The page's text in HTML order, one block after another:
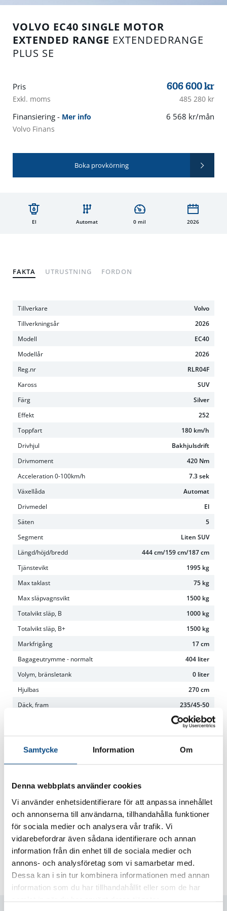
Samtycke Information Om
Denna webbplats använder cookies
Vi använder enhetsidentifierare för att anpassa innehållet
och annonserna till användarna, tillhandahålla funktioner
för sociala medier och analysera vår trafik. Vi
vidarebefordrar även sådana identifierare och annan
information från din enhet till de sociala medier och
annons- och analysföretag som vi samarbetar med.
Dessa kan i sin tur kombinera informationen med annan
information som du har tillhandahållit eller som de har
samlat in när du har använt deras tjänster.
VOLVO EC40 SINGLE MOTOR
EXTENDED RANGE EXTENDEDRANGE
PLUS SE
Pris 606 600kr
Exkl. moms 485 280 kr
Finansiering - Mer info 6 568 kr/mån
Volvo Finans
Boka provkörning
El Automat 0 mil 2026
FAKTA UTRUSTNING FORDON
Tillverkare
Volvo
Tillverkningsår
2026
Modell
EC40
Modellår
2026
Reg.nr
RLR04F
Kaross
SUV
Färg
Silver
Effekt
252
Toppfart
180 km/h
Drivhjul
Bakhjulsdrift
Drivmoment
420 Nm
Acceleration 0-100km/h
7.3 sek
Växellåda
Automat
Drivmedel
El
Säten
5
Segment
Liten SUV
Längd/höjd/bredd
444 cm/159 cm/187 cm
Tjänstevikt
1995 kg
Max taklast
75 kg
Max släpvagnsvikt
1500 kg
Totalvikt släp, B
1000 kg
Totalvikt släp, B+
1500 kg
Markfrigång
17 cm
Bagageutrymme - normalt
404 liter
Volym, bränsletank
0 liter
Hjulbas
270 cm
Däck, fram
235/45-50
255/40-45
Utsläpp
0 g/km
Miljöklass
Euro 6
Bränsleförbrukning, blandad
0 liter/100 km
Ncapstjärna
2022
Isofix bak
Ja
Airbag, förare
Airbag, passagerare
Ort
Kalmar